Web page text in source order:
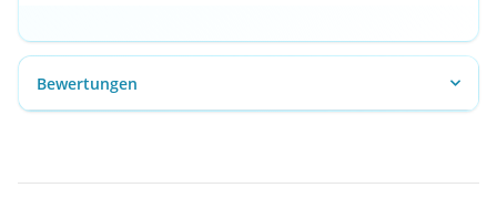
Bewertungen